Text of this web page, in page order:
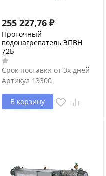
255 227,76 ₽
Проточный
водонагреватель ЭПВН
72Б
Срок поставки от 3х дней
Артикул 13300
В корзину